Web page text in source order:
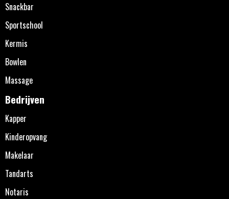
Snackbar
Sportschool
Kermis
Bowlen
Massage
Bedrijven
Kapper
Kinderopvang
Makelaar
Tandarts
Notaris